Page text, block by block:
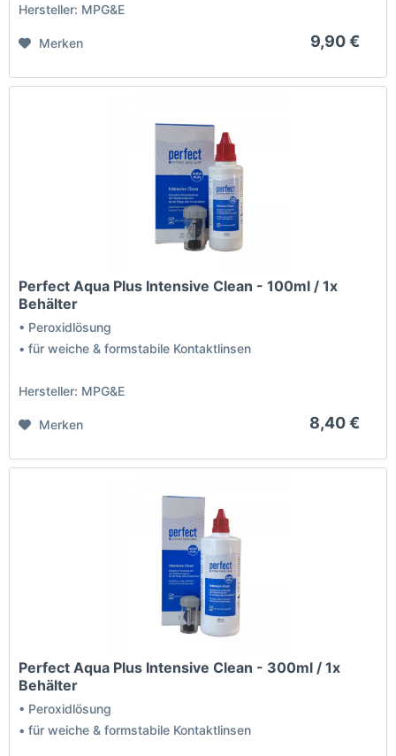
Hersteller: MPG&E
9,90 €
Merken
Perfect Aqua Plus Intensive Clean - 100ml / 1x
Behälter
• Peroxidlösung
• für weiche & formstabile Kontaktlinsen
Hersteller: MPG&E
8,40 €
Merken
Perfect Aqua Plus Intensive Clean - 300ml / 1x
Behälter
• Peroxidlösung
• für weiche & formstabile Kontaktlinsen